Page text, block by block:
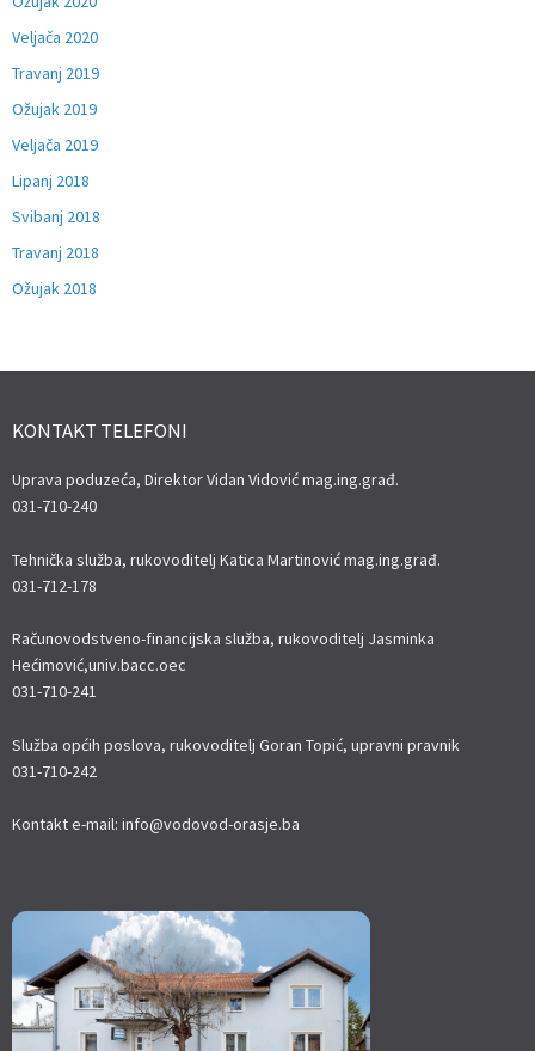
Veljača 2020
Travanj 2019
Ožujak 2019
Veljača 2019
Lipanj 2018
Svibanj 2018
Travanj 2018
Ožujak 2018
KONTAKT TELEFONI
Uprava poduzeća, Direktor Vidan Vidović mag.ing.građ.
031-710-240
Tehnička služba, rukovoditelj Katica Martinović mag.ing.građ.
031-712-178
Računovodstveno-financijska služba, rukovoditelj Jasminka
Hećimović,univ.bacc.oec
031-710-241
Služba općih poslova, rukovoditelj Goran Topić, upravni pravnik
031-710-242
Kontakt e-mail: info@vodovod-orasje.ba